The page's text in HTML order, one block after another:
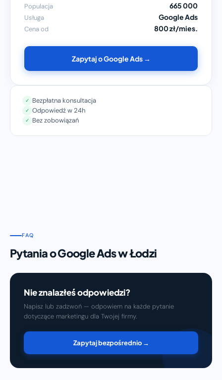
Populacja 665 000
Usługa Google Ads
Cena od 800 zł/mies.
Zapytaj o Google Ads →
✓ Bezpłatna konsultacja
✓ Odpowiedź w 24h
✓ Bez zobowiązań
FAQ
Pytania o Google Ads w Łodzi
Nie znalazłeś odpowiedzi?
Napisz lub zadzwoń — odpowiem na każde pytanie
dotyczące marketingu dla Twojej firmy.
Zapytaj bezpośrednio →